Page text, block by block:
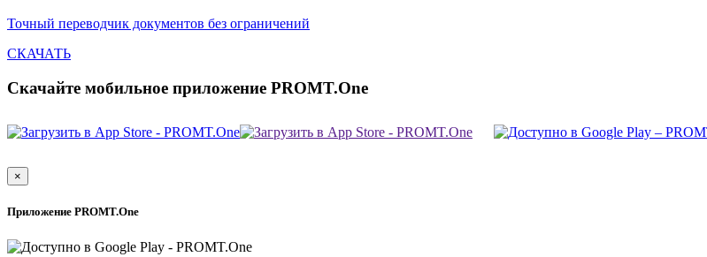
Точный переводчик документов без ограничений
СКАЧАТЬ
Скачайте мобильное приложение PROMT.One
×
Приложение PROMT.One